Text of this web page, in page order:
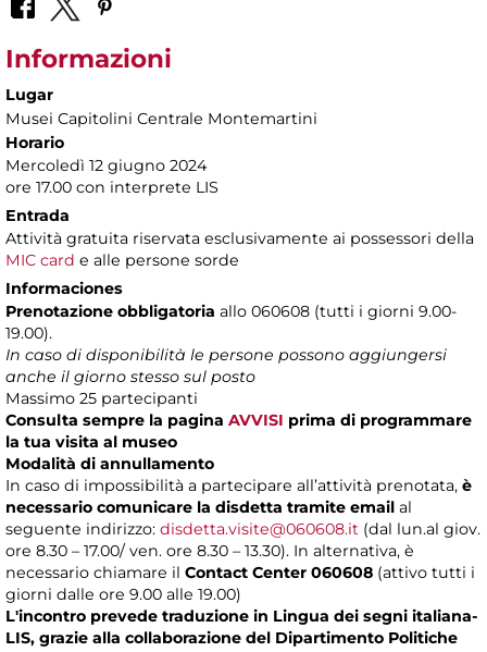
Informazioni
Lugar
Musei Capitolini Centrale Montemartini
Horario
Mercoledì 12 giugno 2024
ore 17.00 con interprete LIS
Entrada
Attività gratuita riservata esclusivamente ai possessori della
MIC card e alle persone sorde
Informaciones
Prenotazione obbligatoria allo 060608 (tutti i giorni 9.00-
19.00).
In caso di disponibilità le persone possono aggiungersi
anche il giorno stesso sul posto
Massimo 25 partecipanti
Consulta sempre la pagina AVVISI prima di programmare
la tua visita al museo
Modalità di annullamento
In caso di impossibilità a partecipare all’attività prenotata, è
necessario comunicare la disdetta tramite email al
seguente indirizzo: disdetta.visite@060608.it (dal lun.al giov.
ore 8.30 – 17.00/ ven. ore 8.30 – 13.30). In alternativa, è
necessario chiamare il Contact Center 060608 (attivo tutti i
giorni dalle ore 9.00 alle 19.00)
L'incontro prevede traduzione in Lingua dei segni italiana-
LIS, grazie alla collaborazione del Dipartimento Politiche